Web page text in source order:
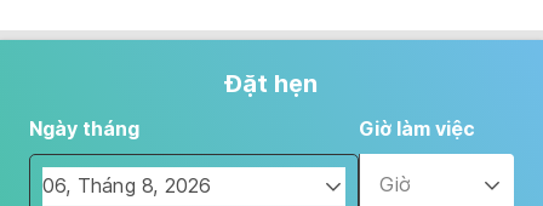
Đặt hẹn
Ngày tháng Giờ làm việc
Giờ